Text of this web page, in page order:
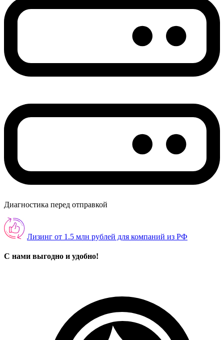
Диагностика перед отправкой
Лизинг от 1.5 млн рублей для компаний из РФ
С нами выгодно и удобно!